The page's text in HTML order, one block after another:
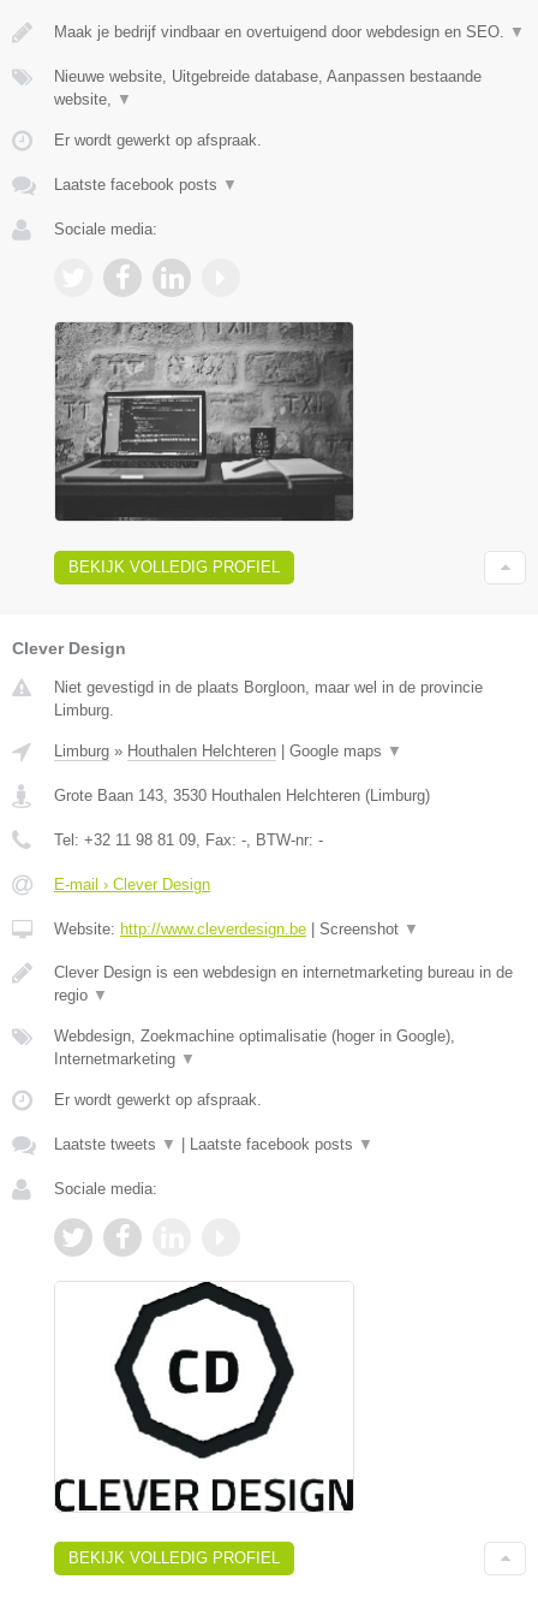
Maak je bedrijf vindbaar en overtuigend door webdesign en SEO. ▼
Nieuwe website, Uitgebreide database, Aanpassen bestaande
website, ▼
Er wordt gewerkt op afspraak.
Laatste facebook posts ▼
Sociale media:
BEKIJK VOLLEDIG PROFIEL
Clever Design
Niet gevestigd in de plaats Borgloon, maar wel in de provincie
Limburg.
Limburg » Houthalen Helchteren Google maps ▼
Grote Baan 143 3530 Houthalen Helchteren ( Limburg)
Tel: +32 11 98 81 09 , Fax: - , BTW-nr: -
E-mail › Clever Design
Website: http://www.cleverdesign.be Screenshot ▼
Clever Design is een webdesign en internetmarketing bureau in de
regio ▼
Webdesign, Zoekmachine optimalisatie (hoger in Google),
Internetmarketing ▼
Er wordt gewerkt op afspraak.
Laatste tweets ▼ Laatste facebook posts ▼
Sociale media:
BEKIJK VOLLEDIG PROFIEL